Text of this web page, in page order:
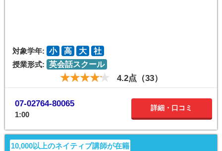
対象学年: 小 高 大
社
授業形式: 英会話スクール
4.2点（33）
07-02764-80065
1:00
詳細・口コミ
10,000以上のネイティブ講師が在籍